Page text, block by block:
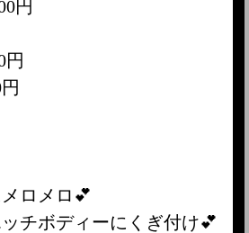
円
円
ロメロ💕
チボディーにくぎ付け💕